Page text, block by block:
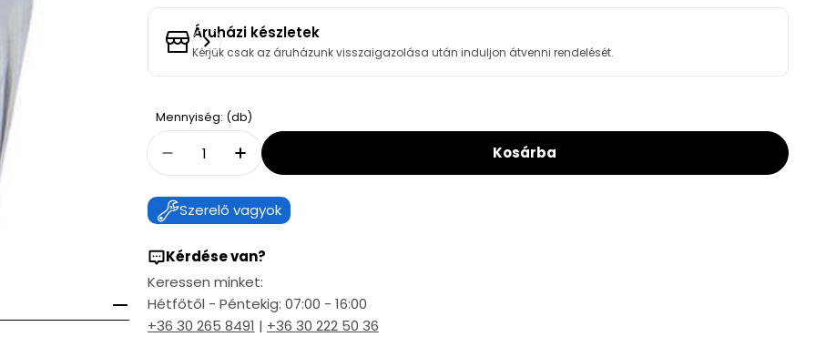
Áruházi készletek
Kérjük csak az áruházunk visszaigazolása után induljon átvenni rendelését.
Mennyiség: (db)
Decrease Quantity For Csapgomb 1/2&quot; Négyszögletes
Increase Quantity For Csapgomb 1/2&quot; Négyszögletes
Kosárba
Szerelő vagyok
Kérdése van?
Keressen minket:
Hétfőtől - Péntekig: 07:00 - 16:00
+36 30 265 8491 | +36 30 222 50 36